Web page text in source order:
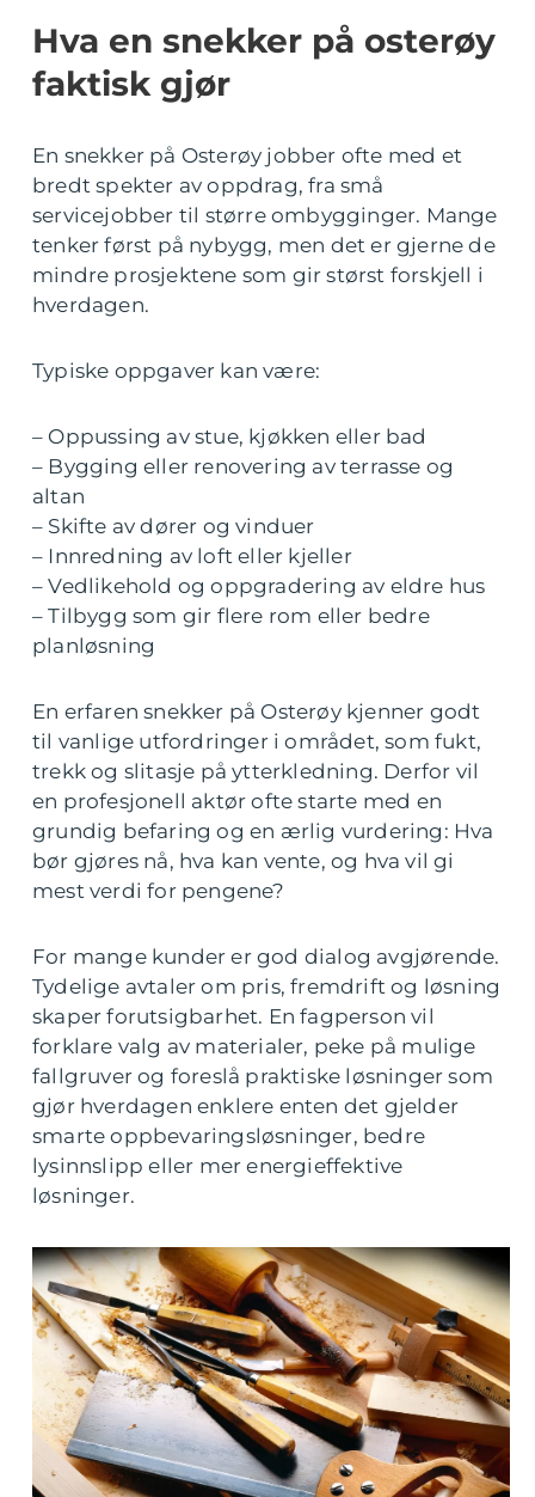
Hva en snekker på osterøy
faktisk gjør
En snekker på Osterøy jobber ofte med et
bredt spekter av oppdrag, fra små
servicejobber til større ombygginger. Mange
tenker først på nybygg, men det er gjerne de
mindre prosjektene som gir størst forskjell i
hverdagen.
Typiske oppgaver kan være:
– Oppussing av stue, kjøkken eller bad
– Bygging eller renovering av terrasse og
altan
– Skifte av dører og vinduer
– Innredning av loft eller kjeller
– Vedlikehold og oppgradering av eldre hus
– Tilbygg som gir flere rom eller bedre
planløsning
En erfaren snekker på Osterøy kjenner godt
til vanlige utfordringer i området, som fukt,
trekk og slitasje på ytterkledning. Derfor vil
en profesjonell aktør ofte starte med en
grundig befaring og en ærlig vurdering: Hva
bør gjøres nå, hva kan vente, og hva vil gi
mest verdi for pengene?
For mange kunder er god dialog avgjørende.
Tydelige avtaler om pris, fremdrift og løsning
skaper forutsigbarhet. En fagperson vil
forklare valg av materialer, peke på mulige
fallgruver og foreslå praktiske løsninger som
gjør hverdagen enklere enten det gjelder
smarte oppbevaringsløsninger, bedre
lysinnslipp eller mer energieffektive
løsninger.